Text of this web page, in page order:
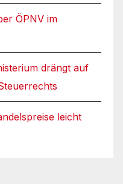
ÖPNV im
drängt auf
leicht